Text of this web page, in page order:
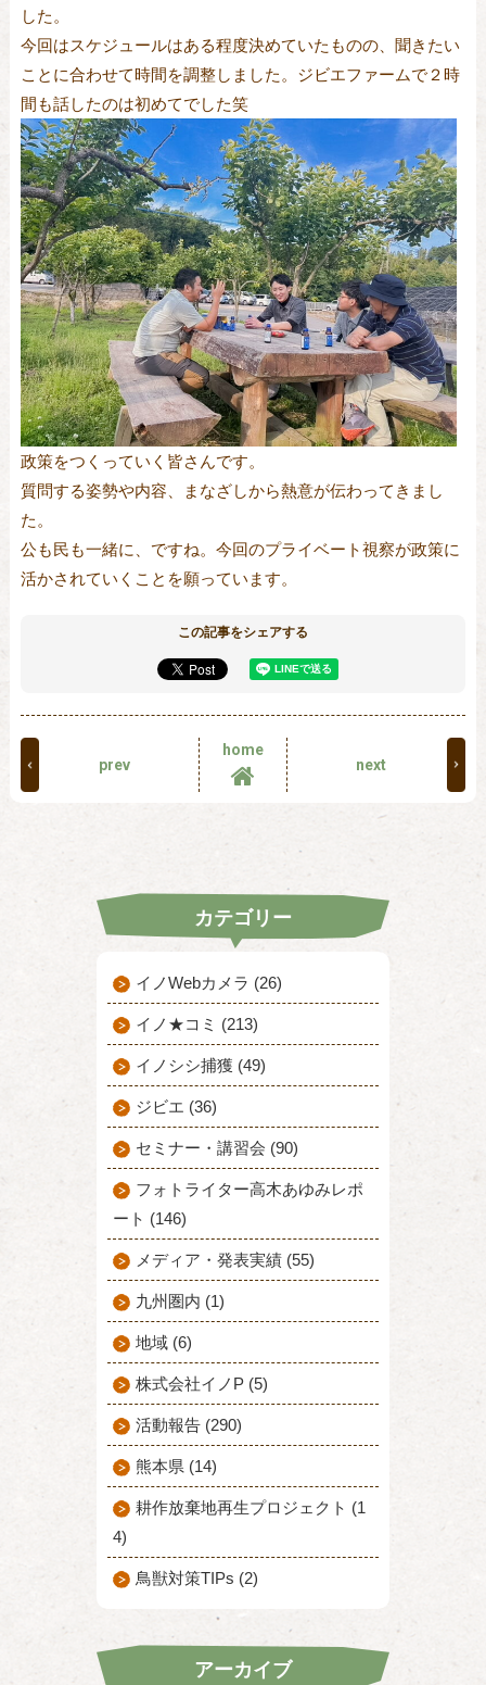
した。
今回はスケジュールはある程度決めていたものの、聞きたい
ことに合わせて時間を調整しました。ジビエファームで２時
間も話したのは初めてでした笑
政策をつくっていく皆さんです。
質問する姿勢や内容、まなざしから熱意が伝わってきまし
た。
公も民も一緒に、ですね。今回のプライベート視察が政策に
活かされていくことを願っています。
この記事をシェアする
prev
home
next
カテゴリー
イノWebカメラ (26)
イノ★コミ (213)
イノシシ捕獲 (49)
ジビエ (36)
セミナー・講習会 (90)
フォトライター高木あゆみレポ
ート (146)
メディア・発表実績 (55)
九州圏内 (1)
地域 (6)
株式会社イノP (5)
活動報告 (290)
熊本県 (14)
耕作放棄地再生プロジェクト (1
4)
鳥獣対策TIPs (2)
アーカイブ